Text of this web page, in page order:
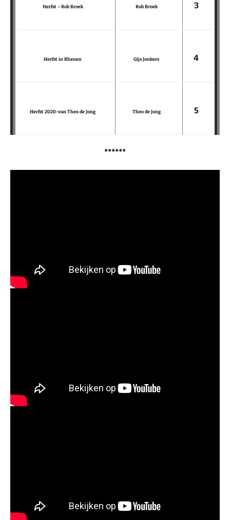
Herfst – Rob Broek Rob Broek 3
Herfst in Rhenen Gijs Jonkers 4
Herfst 2020-van Theo de Jong Theo de Jong 5
******